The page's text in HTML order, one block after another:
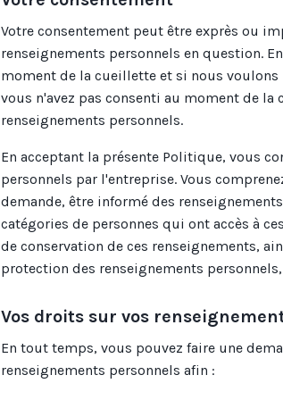
Votre consentement peut être exprès ou
renseignements personnels en question.
moment de la cueillette et si nous
vous n'avez pas consenti au moment de
renseignements personnels.
En acceptant la présente Politique, vous
personnels par l'entreprise. Vous
demande, être informé des
catégories de personnes qui ont accès à
de conservation de ces renseignements,
protection des renseignements
Vos droits sur vos
En tout temps, vous pouvez faire une
renseignements personnels afin :